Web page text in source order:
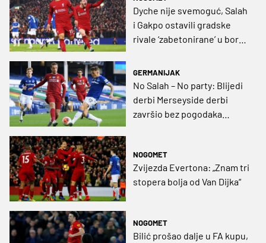
Dyche nije svemoguć, Salah
i Gakpo ostavili gradske
rivale ‘zabetonirane’ u borbi
GERMANIJAK
No Salah – No party: Blijedi
derbi Merseyside derbi
završio bez pogodaka
NOGOMET
Zvijezda Evertona: „Znam tri
stopera bolja od Van Dijka“
NOGOMET
Bilić prošao dalje u FA kupu,